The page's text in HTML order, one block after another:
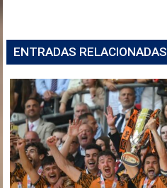
ENTRADAS RELACIONADAS